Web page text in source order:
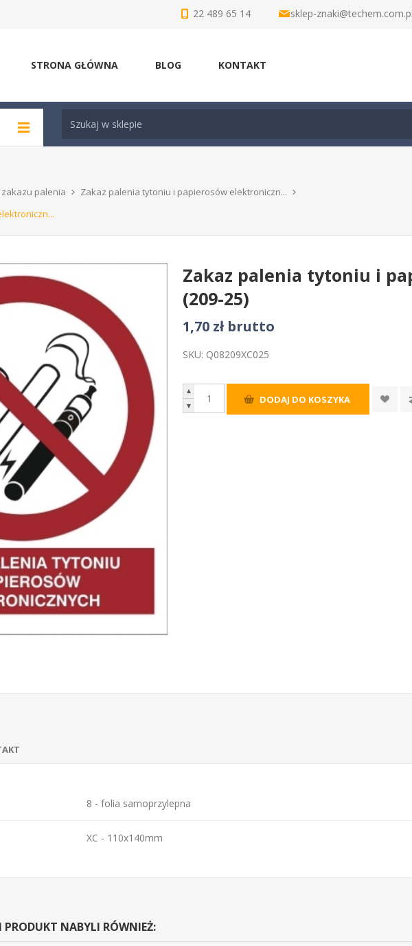
22 489 65 14 sklep-znaki@techem.com.pl
STRONA GŁÓWNA BLOG KONTAKT
palenia
Zakaz palenia tytoniu i papierosów elektroniczn...
Zakaz palenia tytoniu i
(209-25)
1,70 zł brutto
SKU: Q08209XC025
▲
▼
DODAJ DO KOSZYKA
8 - folia samoprzylepna
XC - 110x140mm
NABYLI RÓWNIEŻ: